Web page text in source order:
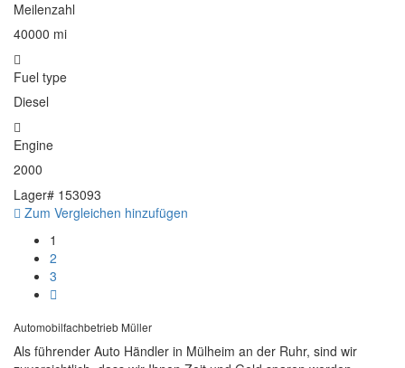
Meilenzahl
40000 mi
Fuel type
Diesel
Engine
2000
Lager# 153093
Zum Vergleichen hinzufügen
1
2
3
Automobilfachbetrieb Müller
Als führender Auto Händler in Mülheim an der Ruhr, sind wir